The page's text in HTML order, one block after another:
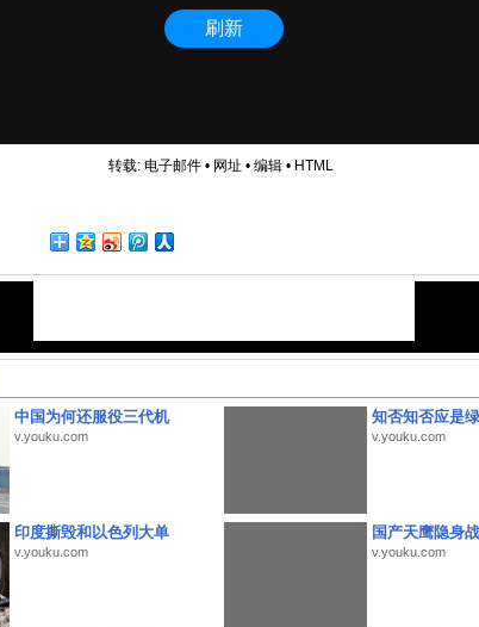
转载: 电子邮件• 网址 • 编辑• HTML
中国为何还服役三代机
v.youku.com
知否知否应是
v.youku.com
印度撕毁和以色列大单
v.youku.com
国产天鹰隐身
v.youku.com